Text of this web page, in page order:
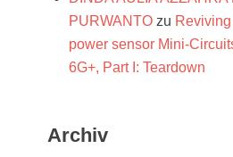
PURWANTO zu
power sensor Mini-
6G+, Part I: Teardown
Archiv